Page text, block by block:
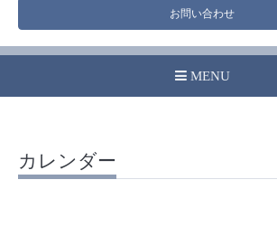
お問い合わせ
MENU
カレンダー